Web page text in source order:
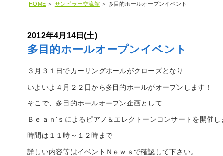
HOME ＞ サンピラー交流館＞ 多目的ホールオープンイベント
2012年4月14日(土)
多目的ホールオープンイベント
３月３１日でカーリングホールがクローズとなり
いよいよ４月２２日から多目的ホールがオープンします！
そこで、多目的ホールオープン企画として
Ｂｅａｎ'ｓによるピアノ＆エレクトーンコンサートを開催し
時間は１１時～１２時まで
詳しい内容等はイベントＮｅｗｓで確認して下さい。